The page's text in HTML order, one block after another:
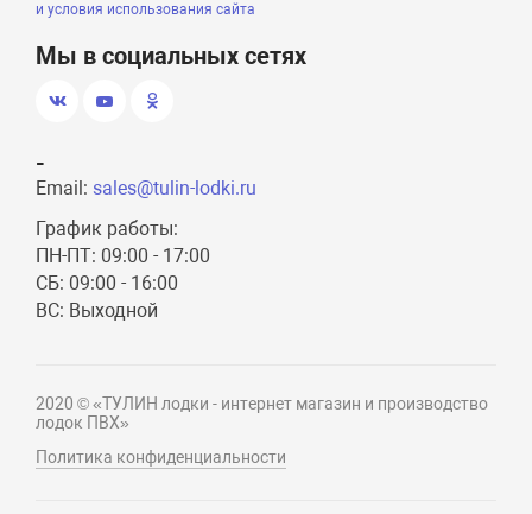
и условия использования сайта
Мы в социальных сетях
-
Email: sales@tulin-lodki.ru
График работы:
ПН-ПТ: 09:00 - 17:00
СБ: 09:00 - 16:00
ВС: Выходной
2020 © «ТУЛИН лодки - интернет магазин и производство
лодок ПВХ»
Политика конфиденциальности